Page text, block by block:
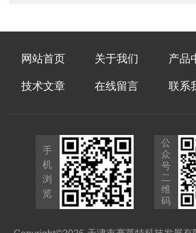
网站首页 关于我们 产品
技术文章 在线留言 联系
手
机
浏
览
公
众
号
二
维
码